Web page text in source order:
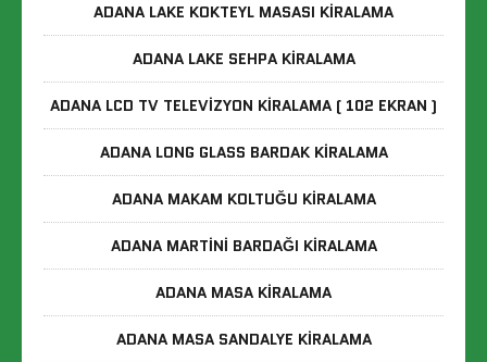
ADANA LAKE KOKTEYL MASASI KIRALAMA
ADANA LAKE SEHPA KIRALAMA
ADANA LCD TV TELEVIZYON KIRALAMA ( 102 EKRAN )
ADANA LONG GLASS BARDAK KIRALAMA
ADANA MAKAM KOLTUĞU KIRALAMA
ADANA MARTINI BARDAĞI KIRALAMA
ADANA MASA KIRALAMA
ADANA MASA SANDALYE KIRALAMA